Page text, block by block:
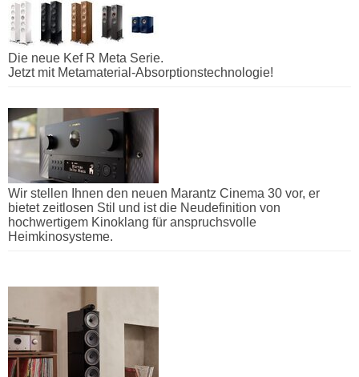
Die neue Kef R Meta Serie.
Jetzt mit Metamaterial-Absorptionstechnologie!
Wir stellen Ihnen den neuen Marantz Cinema 30 vor, er
bietet zeitlosen Stil und ist die Neudefinition von
hochwertigem Kinoklang für anspruchsvolle
Heimkinosysteme.